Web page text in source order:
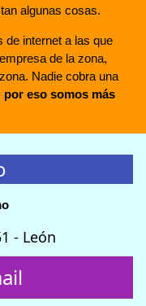
algunas cosas.
de internet a las que
de la zona,
Nadie cobra una
por eso somos más
- León